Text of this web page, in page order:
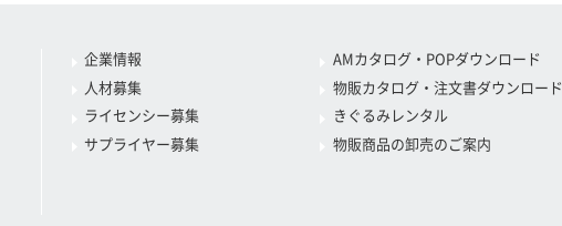
企業情報
人材募集
ライセンシー募集
サプライヤー募集
AMカタログ・POPダウンロード
物販カタログ・注文書ダウンロード
きぐるみレンタル
物販商品の卸売のご案内